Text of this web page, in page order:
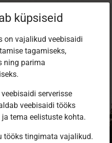
küpsiseid
on vajalikud veebisaidi
tagamiseks,
ning parima
serverisse
veebisaidi tööks
tema eelistuste kohta.
tööks tingimata vajalikud.